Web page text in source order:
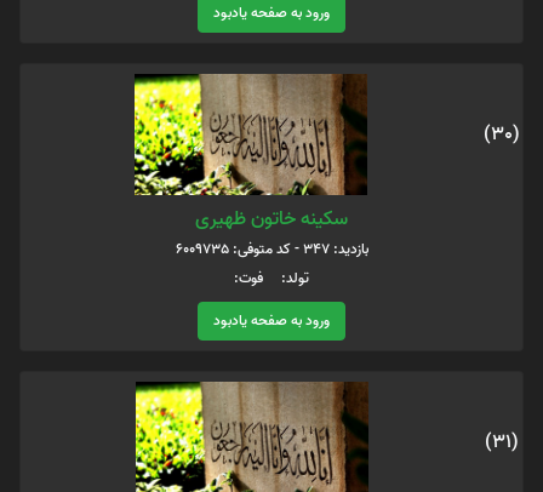
ورود به صفحه یادبود
(30)
سکینه خاتون ظهیری
بازدید: 347 - کد متوفی: 6009735
تولد: فوت:
ورود به صفحه یادبود
(31)